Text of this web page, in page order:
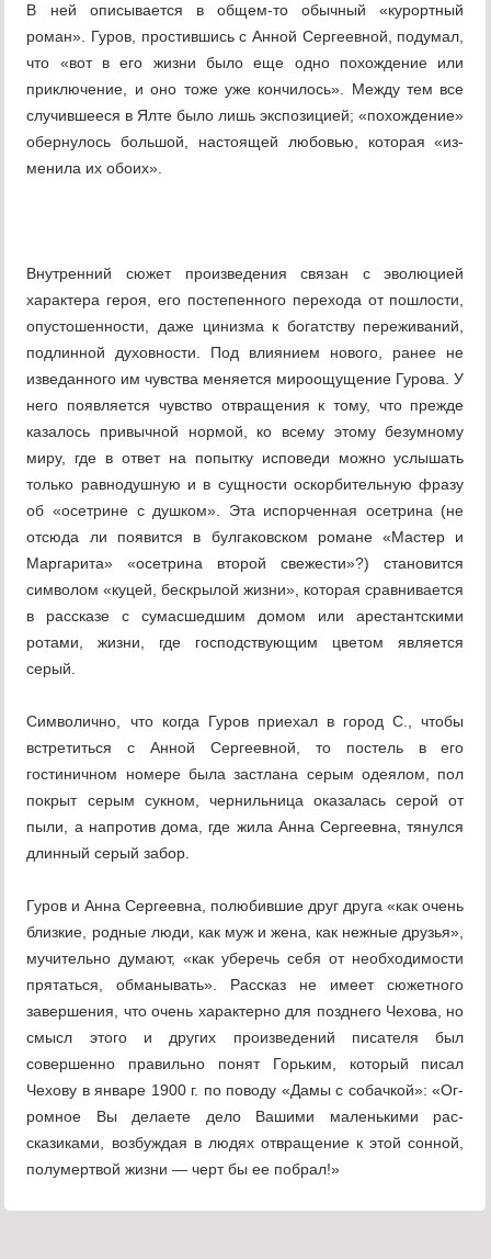
В ней описывается в общем-то обыч­ный «курортный
роман». Гуров, простившись с Ан­ной Сергеевной, подумал,
что «вот в его жизни было еще одно похождение или
приключение, и оно тоже уже кончилось». Между тем все
случившееся в Ялте было лишь экспозицией; «похождение»
обер­нулось большой, настоящей любовью, которая «из­
менила их обоих».
Внутренний сюжет произведения связан с эволю­цией
характера героя, его постепенного перехода от пошлости,
опустошенности, даже цинизма к богат­ству переживаний,
подлинной духовности. Под вли­янием нового, ранее не
изведанного им чувства меняется мироощущение Гурова. У
него появляется чувство отвращения к тому, что прежде
казалось привычной нормой, ко всему этому безумному
миру, где в ответ на попытку исповеди можно услышать
только равнодушную и в сущности оскорбительную фразу
об «осетрине с душком». Эта испорченная осетрина (не
отсюда ли появится в булгаковском романе «Мастер и
Маргарита» «осетрина второй све­жести»?) становится
символом «куцей, бескрылой жиз­ни», которая сравнивается
в рассказе с сумасшед­шим домом или арестантскими
ротами, жизни, где господствующим цветом является
серый.
Символично, что когда Гуров приехал в город С., чтобы
встретиться с Анной Сергеевной, то постель в его
гостиничном номере была застлана серым одея­лом, пол
покрыт серым сукном, чернильница ока­залась серой от
пыли, а напротив дома, где жила Анна Сергеевна, тянулся
длинный серый забор.
Гуров и Анна Сергеевна, полюбившие друг друга «как очень
близкие, родные люди, как муж и жена, как нежные друзья»,
мучительно думают, «как убе­речь себя от необходимости
прятаться, обманывать». Рассказ не имеет сюжетного
завершения, что очень характерно для позднего Чехова, но
смысл этого и других произведений писателя был
совершенно пра­вильно понят Горьким, который писал
Чехову в январе 1900 г. по поводу «Дамы с собачкой»: «Ог­
ромное Вы делаете дело Вашими маленькими рас­
сказиками, возбуждая в людях отвращение к этой сонной,
полумертвой жизни — черт бы ее побрал!»